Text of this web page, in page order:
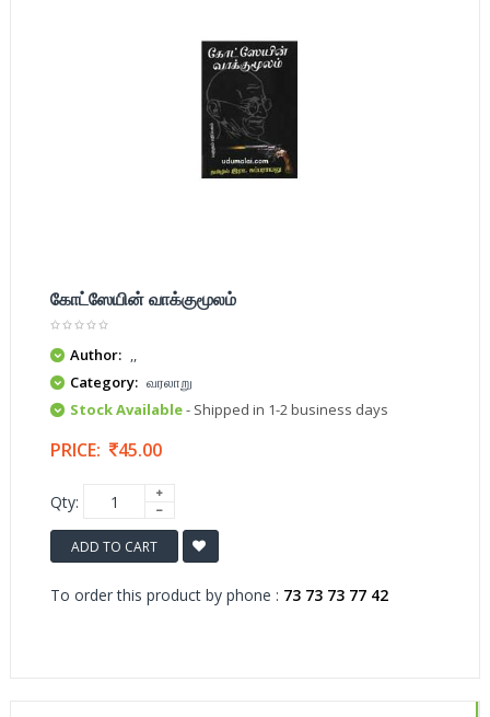
கோட்ஸேயின் வாக்குமூலம்
Author: ,,
Category: வரலாறு
Stock Available- Shipped in 1-2 business days
PRICE: 45.00
Qty:
ADD TO CART
To order this product by phone : 73 73 73 77 42